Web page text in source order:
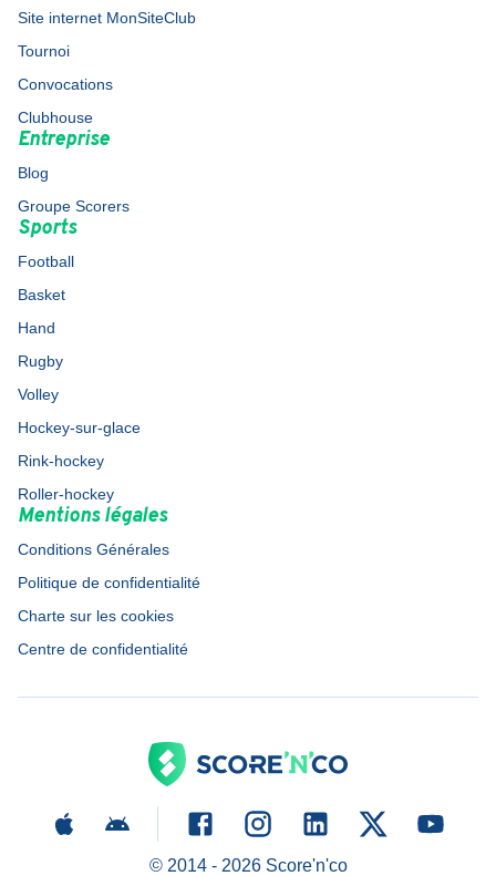
Site internet MonSiteClub
Tournoi
Convocations
Clubhouse
Entreprise
Blog
Groupe Scorers
Sports
Football
Basket
Hand
Rugby
Volley
Hockey-sur-glace
Rink-hockey
Roller-hockey
Mentions légales
Conditions Générales
Politique de confidentialité
Charte sur les cookies
Centre de confidentialité
© 2014 - 2026Score'n'co